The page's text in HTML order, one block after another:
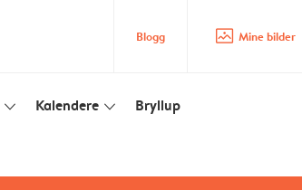
Blogg image_placeholder Mine bilder
slim_arrow_down Kalendere slim_arrow_down Bryllup